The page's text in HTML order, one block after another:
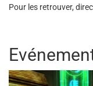
Pour les retrouver,